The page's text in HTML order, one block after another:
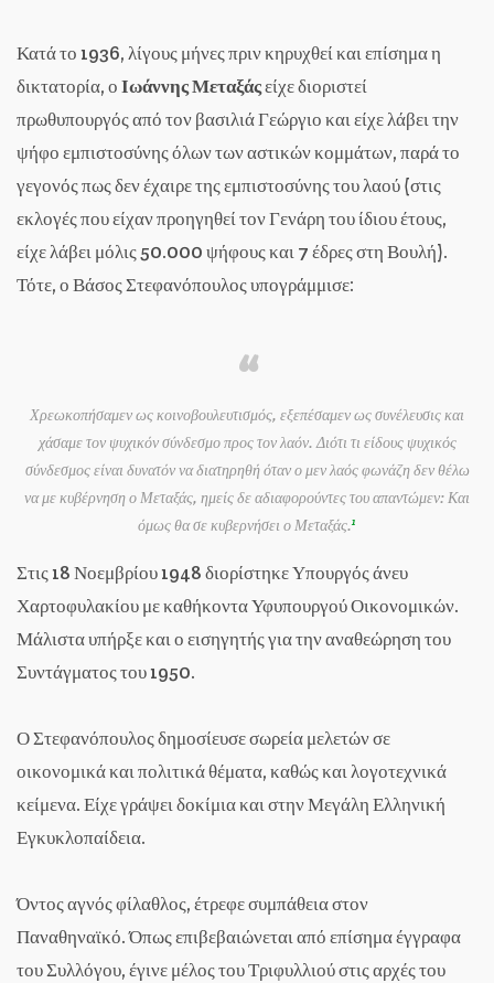
Κατά το 1936, λίγους μήνες πριν κηρυχθεί και επίσημα η
δικτατορία, οΙωάννης Μεταξάςείχε διοριστεί
πρωθυπουργός από τον βασιλιά Γεώργιο και είχε λάβει την
ψήφο εμπιστοσύνης όλων των αστικών κομμάτων, παρά το
γεγονός πως δεν έχαιρε της εμπιστοσύνης του λαού (στις
εκλογές που είχαν προηγηθεί τον Γενάρη του ίδιου έτους,
είχε λάβει μόλις 50.000 ψήφους και 7 έδρες στη Βουλή).
Τότε, ο Βάσος Στεφανόπουλος υπογράμμισε:
Χρεωκοπήσαμεν ως κοινοβουλευτισμός, εξεπέσαμεν ως συνέλευσις και
χάσαμε τον ψυχικόν σύνδεσμο προς τον λαόν. Διότι τι είδους ψυχικός
σύνδεσμος είναι δυνατόν να διατηρηθή όταν ο μεν λαός φωνάζη δεν θέλω
να με κυβέρνηση ο Μεταξάς, ημείς δε αδιαφορούντες του απαντώμεν: Και
όμως θα σε κυβερνήσει ο Μεταξάς.1
Στις 18 Νοεμβρίου 1948 διορίστηκε Υπουργός άνευ
Χαρτοφυλακίου με καθήκοντα Υφυπουργού Οικονομικών.
Μάλιστα υπήρξε και ο εισηγητής για την αναθεώρηση του
Συντάγματος του 1950.
Ο Στεφανόπουλος δημοσίευσε σωρεία μελετών σε
οικονομικά και πολιτικά θέματα, καθώς και λογοτεχνικά
κείμενα. Είχε γράψει δοκίμια και στην Μεγάλη Ελληνική
Εγκυκλοπαίδεια.
Όντος αγνός φίλαθλος, έτρεφε συμπάθεια στον
Παναθηναϊκό. Όπως επιβεβαιώνεται από επίσημα έγγραφα
του Συλλόγου, έγινε μέλος του Τριφυλλιού στις αρχές του